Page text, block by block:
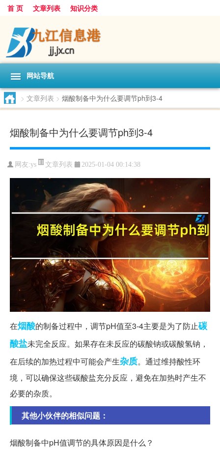
首 页 文章列表 知识分类
网站导航
> 文章列表 > 烟酸制备中为什么要调节ph到3-4
烟酸制备中为什么要调节ph到3-4
网友:ys 文章列表 2025-01-04 00:14:38
在烟酸的制备过程中，调节pH值至3-4主要是为了防止碳
酸盐未完全反应。如果存在未反应的碳酸钠或碳酸氢钠，
在后续的加热过程中可能会产生杂质。通过维持酸性环
境，可以确保这些碳酸盐充分反应，避免在加热时产生不
必要的杂质。
其他小伙伴的相似问题：
烟酸制备中pH值调节的具体原因是什么？